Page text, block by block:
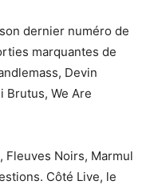
dernier numéro de
marquantes de
Devin
Brutus, We Are
Fleuves Noirs, Marmul
Côté Live, le